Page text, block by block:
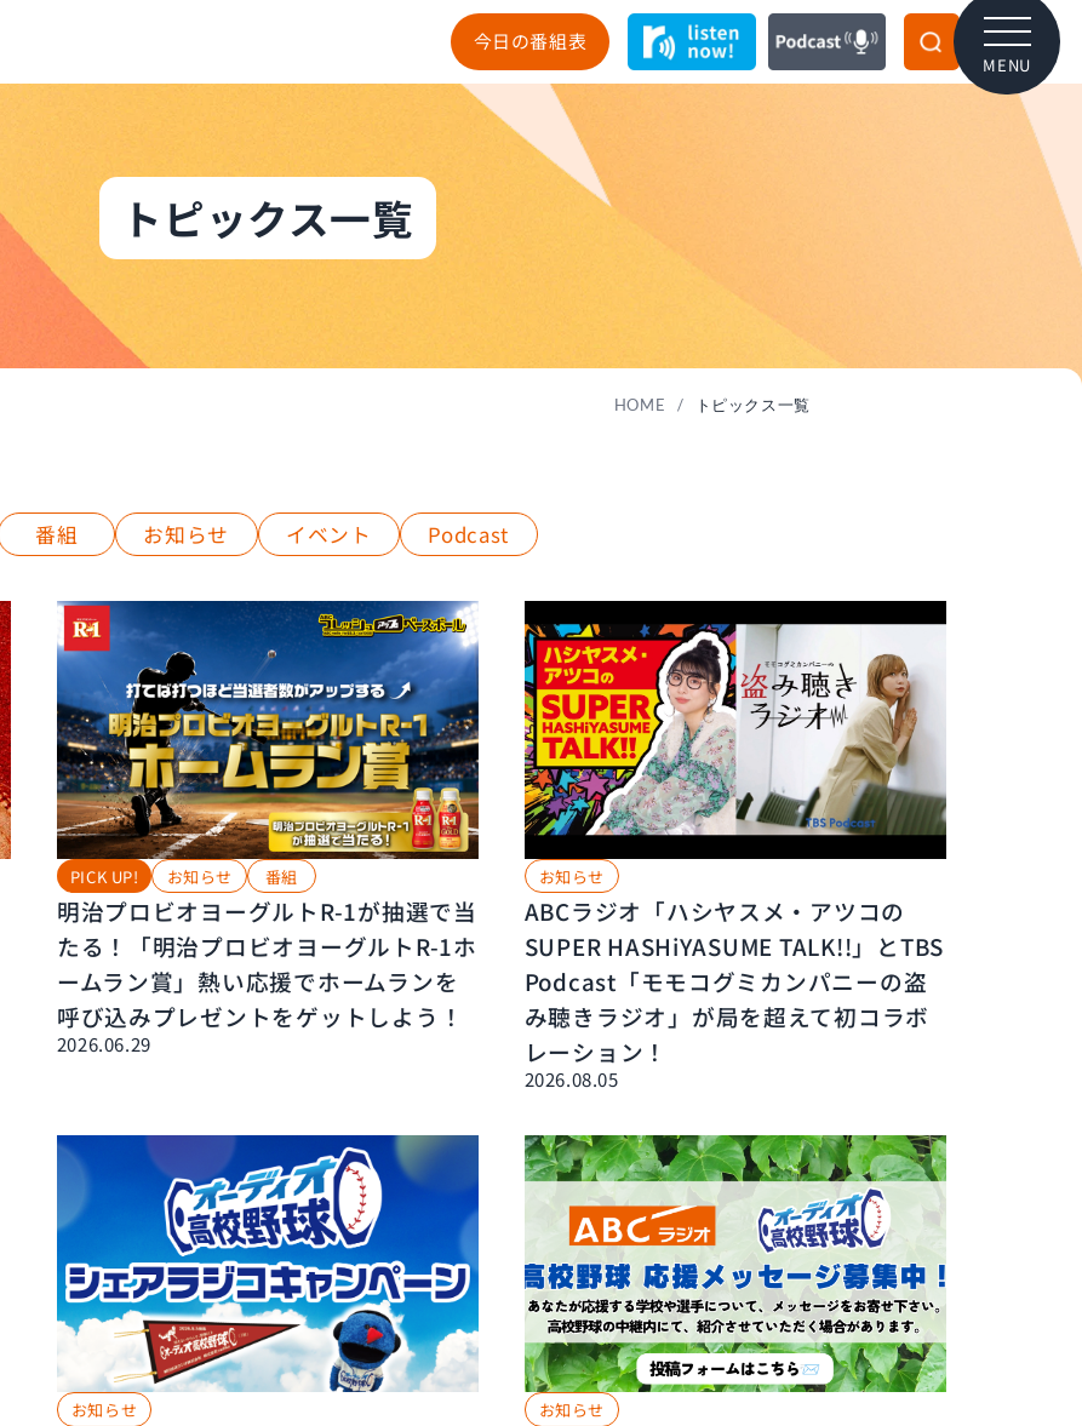
今日の番組表
MENU
トピックス一覧
HOME / トピックス一覧
番組 お知らせ イベント Podcast
PICK UP! お知らせ 番組
明治プロビオヨーグルトR-1が抽選で当
たる！「明治プロビオヨーグルトR-1ホ
ームラン賞」熱い応援でホームランを
呼び込みプレゼントをゲットしよう！
2026.06.29
お知らせ
ABCラジオ「ハシヤスメ・アツコの
SUPER HASHiYASUME TALK!!」とTBS
Podcast「モモコグミカンパニーの盗
み聴きラジオ」が局を超えて初コラボ
レーション！
2026.08.05
お知らせ お知らせ